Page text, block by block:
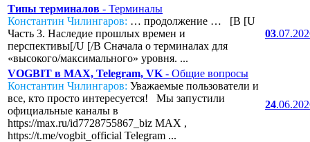
Типы терминалов - Терминалы
Константин Чилингаров: … продолжение … [B [U
Часть 3. Наследие прошлых времен и
перспективы[/U [/B Сначала о терминалах для
«высокого/максимального» уровня. ...
03
VOGBIT в MAX, Telegram, VK - Общие вопросы
Константин Чилингаров: Уважаемые пользователи и
все, кто просто интересуется! Мы запустили
официальные каналы в
https://max.ru/id7728755867_biz MAX ,
https://t.me/vogbit_official Telegram ...
24